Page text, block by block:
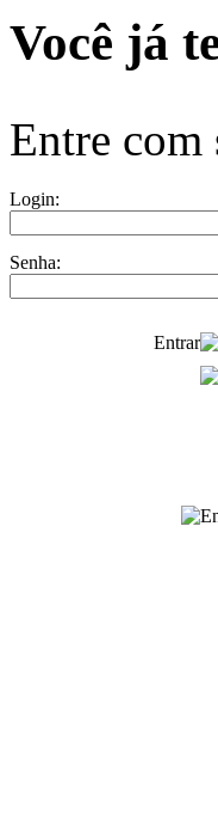
Você já
Entre com
Login:
Senha:
Entrar